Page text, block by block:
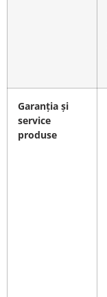
Garanția și
service
produse